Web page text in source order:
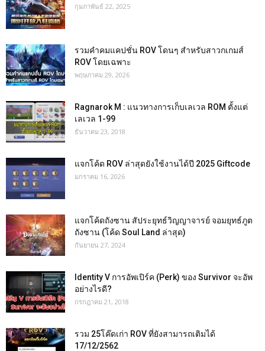
กุมภาพันธ์ 22, 2025
รวมคำคมแคปชั่น ROV โดนๆ สำหรับสาวกเกมส์
ROV โดยเฉพาะ
พฤษภาคม 29, 2026
Ragnarok M : แนวทางการเก็บเลเวล ROM ตั้งแต่
เลเวล 1-99
ธันวาคม 23, 2018
แจกโค้ด ROV ล่าสุดยังใช้งานได้ปี 2025 Giftcode
มกราคม 16, 2026
แจกโค้ดถังซาน สัประยุทธ์วิญญาจารย์ จอมยุทธ์ภูต
ถังซาน (โค้ด Soul Land ล่าสุด)
กันยายน 27, 2024
Identity V การอัพเปิร์ค (Perk) ของ Survivor จะอัพ
อย่างไรดี?
กรกฎาคม 21, 2018
รวม 25โค๊ดเก่า ROV ที่ยังสามารถเติมได้
17/12/2562